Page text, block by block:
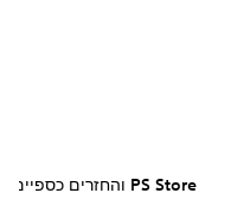
PS Store והחזרים כספיים